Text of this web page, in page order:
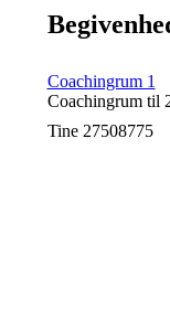
Coachingrum 1
Coachingrum til
Tine 27508775